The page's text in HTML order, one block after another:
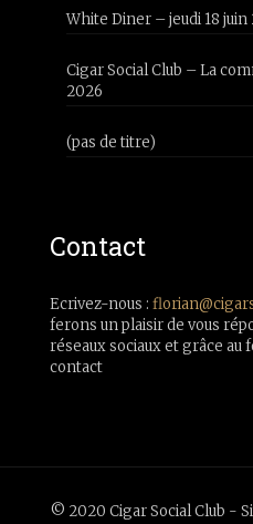
White Diner – jeudi 18 juin
Cigar Social Club – La
2026
(pas de titre)
Contact
Ecrivez-nous :
ferons un plaisir de vous
réseaux sociaux et grâce au
contact
© 2020 Cigar Social Club -